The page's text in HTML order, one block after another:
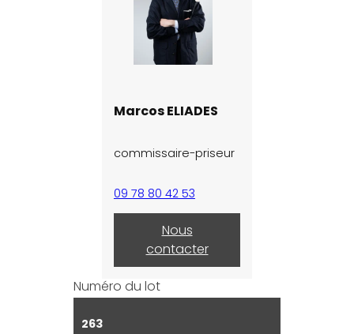
Marcos ELIADES
commissaire-priseur
09 78 80 42 53
Nous
contacter
Numéro du lot
263